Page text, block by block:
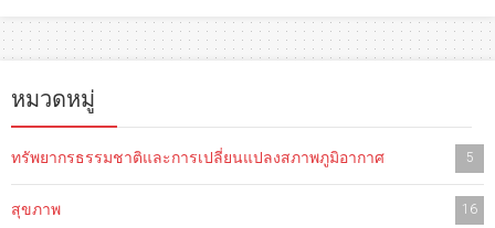
หมวดหมู่
ทรัพยากรธรรมชาติและการเปลี่ยนแปลงสภาพภูมิอากาศ 5
สุขภาพ 16